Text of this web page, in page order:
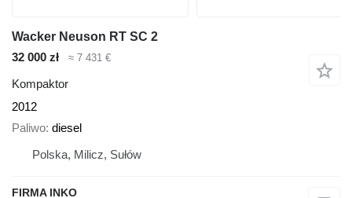
Wacker Neuson RT SC 2
32 000 zł
≈ 7 431 €
Kompaktor
2012
Paliwo diesel
Polska, Milicz, Sułów
FIRMA INKO